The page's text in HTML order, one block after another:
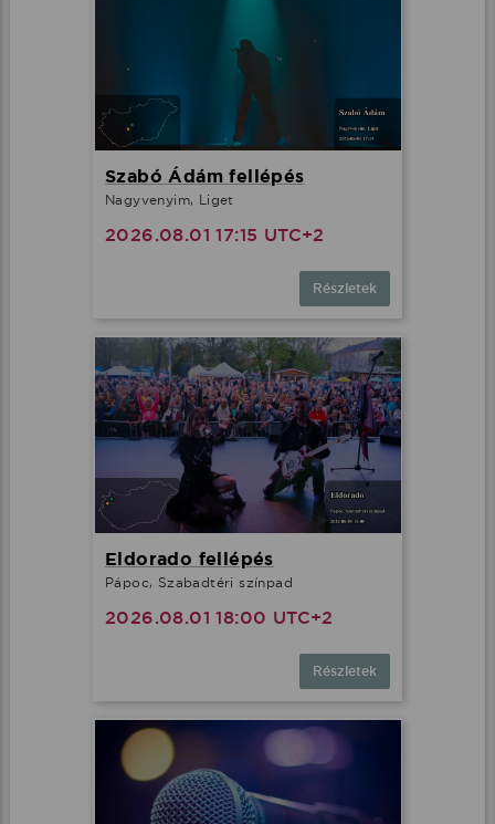
Szabó Ádám fellépés
Nagyvenyim, Liget
2026.08.01 17:15 UTC+2
Részletek
Eldorado fellépés
Pápoc, Szabadtéri színpad
2026.08.01 18:00 UTC+2
Részletek